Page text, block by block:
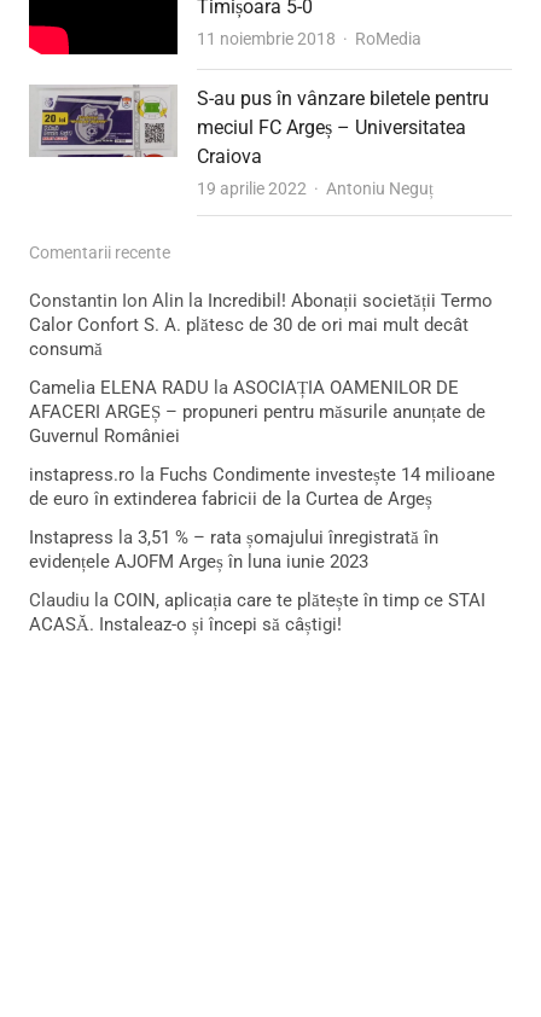
Timișoara 5-0
11 noiembrie 2018 Author
RoMedia
S-au pus în vânzare biletele pentru
meciul FC Argeș – Universitatea
Craiova
19 aprilie 2022 Author
Antoniu Neguț
Comentarii recente
Constantin Ion Alin la Incredibil! Abonații societății Termo
Calor Confort S. A. plătesc de 30 de ori mai mult decât
consumă
Camelia ELENA RADU la ASOCIAȚIA OAMENILOR DE
AFACERI ARGEȘ – propuneri pentru măsurile anunțate de
Guvernul României
instapress.ro la Fuchs Condimente investește 14 milioane
de euro în extinderea fabricii de la Curtea de Argeș
Instapress la 3,51 % – rata șomajului înregistrată în
evidențele AJOFM Argeș în luna iunie 2023
Claudiu la COIN, aplicația care te plătește în timp ce STAI
ACASĂ. Instaleaz-o și începi să câștigi!